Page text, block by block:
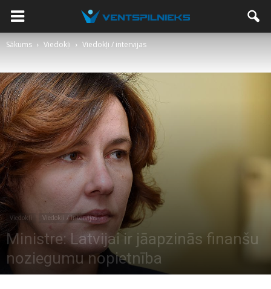
Sākums Viedokļi Viedokļi / intervijas
Viedokļi Viedokļi / intervijas
Ministre: Latvijai ir jāapzinās finanšu
noziegumu nopietnība
1101